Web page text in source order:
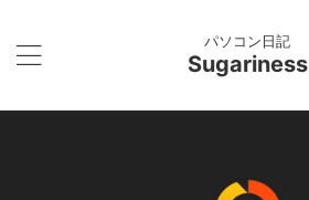
パソコン日記
Sugariness